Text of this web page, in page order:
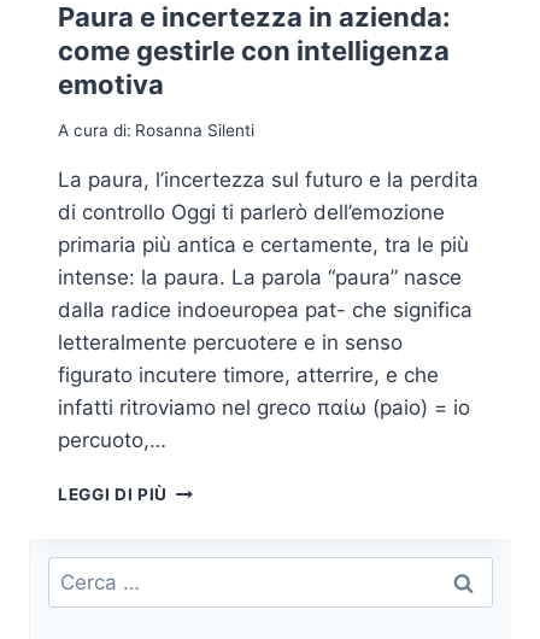
Paura e incertezza in azienda:
come gestirle con intelligenza
emotiva
A cura di: Rosanna Silenti
La paura, l’incertezza sul futuro e la perdita
di controllo Oggi ti parlerò dell’emozione
primaria più antica e certamente, tra le più
intense: la paura. La parola “paura” nasce
dalla radice indoeuropea pat- che significa
letteralmente percuotere e in senso
figurato incutere timore, atterrire, e che
infatti ritroviamo nel greco παίω (paio) = io
percuoto,…
LEGGI DI PIÙ PAURA
IN
Ricerca
per: